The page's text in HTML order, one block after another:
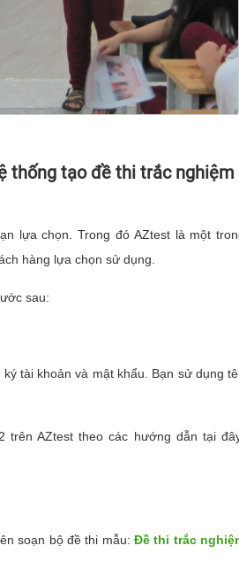
thống tạo đề thi trắc nghiệm
lựa chọn. Trong đó AZtest là một
hàng lựa chọn sử dụng.
sau:
tài khoản và mật khẩu. Bạn sử dụng
trên AZtest theo các hướng dẫn tại
soạn bộ đề thi mẫu:Đề thi trắc